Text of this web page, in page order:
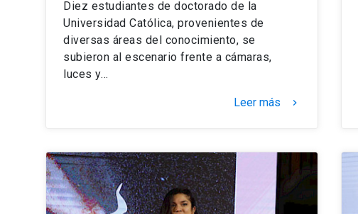
Diez estudiantes de doctorado de la
Universidad Católica, provenientes de
diversas áreas del conocimiento, se
subieron al escenario frente a cámaras,
luces y…
Leer más keyboard_arrow_right